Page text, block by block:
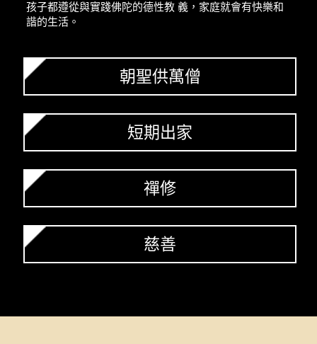
孩子都遵從與實踐佛陀的德性教 義，家庭就會有快樂和
諧的生活。
朝聖供萬僧
短期出家
禪修
慈善